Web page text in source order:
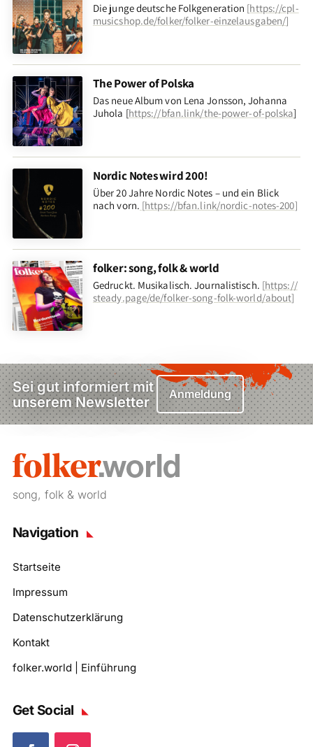
Die junge deutsche Folkgeneration [https://cpl-
musicshop.de/folker/folker-einzelausgaben/]
The Power of Polska
Das neue Album von Lena Jonsson, Johanna
Juhola [https://bfan.link/the-power-of-polska]
Nordic Notes wird 200!
Über 20 Jahre Nordic Notes – und ein Blick
nach vorn. [https://bfan.link/nordic-notes-200]
folker: song, folk & world
Gedruckt. Musikalisch. Journalistisch. [https://
steady.page/de/folker-song-folk-world/about]
Sei gut informiert mit
unserem Newsletter
Anmeldung
song, folk & world
Navigation
Startseite
Impressum
Datenschutzerklärung
Kontakt
folker.world | Einführung
Get Social